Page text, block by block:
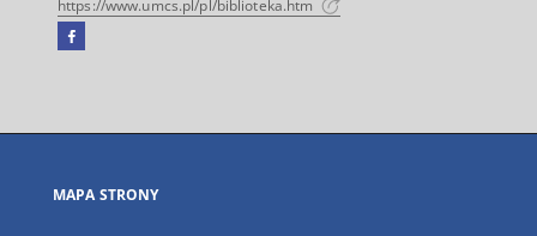
https://www.umcs.pl/pl/biblioteka.htm
Facebook
się
karcie
MAPA STRONY